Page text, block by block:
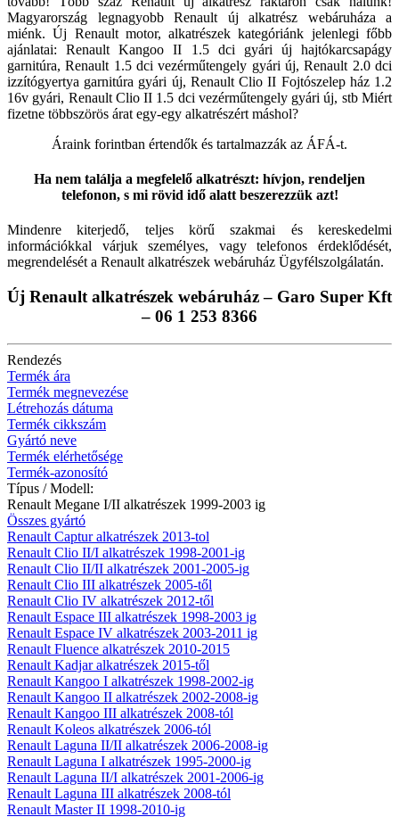
Magyarország legnagyobb Renault új alkatrész webáruháza a
miénk. Új Renault motor, alkatrészek kategóriánk jelenlegi főbb
ajánlatai: Renault Kangoo II 1.5 dci gyári új hajtókarcsapágy
garnitúra, Renault 1.5 dci vezérműtengely gyári új, Renault 2.0 dci
izzítógyertya garnitúra gyári új, Renault Clio II Fojtószelep ház 1.2
16v gyári, Renault Clio II 1.5 dci vezérműtengely gyári új, stb Miért
fizetne többszörös árat egy-egy alkatrészért máshol?
Áraink forintban értendők és tartalmazzák az ÁFÁ-t.
Ha nem találja a megfelelő alkatrészt: hívjon, rendeljen
telefonon, s mi rövid idő alatt beszerezzük azt!
Mindenre kiterjedő, teljes körű szakmai és kereskedelmi
információkkal várjuk személyes, vagy telefonos érdeklődését,
megrendelését a Renault alkatrészek webáruház Ügyfélszolgálatán.
Új Renault alkatrészek webáruház – Garo Super Kft
– 06 1 253 8366
Rendezés
Termék ára
Termék megnevezése
Létrehozás dátuma
Termék cikkszám
Gyártó neve
Termék elérhetősége
Termék-azonosító
Típus / Modell:
Renault Megane I/II alkatrészek 1999-2003 ig
Összes gyártó
Renault Captur alkatrészek 2013-tol
Renault Clio II/I alkatrészek 1998-2001-ig
Renault Clio II/II alkatrészek 2001-2005-ig
Renault Clio III alkatrészek 2005-től
Renault Clio IV alkatrészek 2012-től
Renault Espace III alkatrészek 1998-2003 ig
Renault Espace IV alkatrészek 2003-2011 ig
Renault Fluence alkatrészek 2010-2015
Renault Kadjar alkatrészek 2015-től
Renault Kangoo I alkatrészek 1998-2002-ig
Renault Kangoo II alkatrészek 2002-2008-ig
Renault Kangoo III alkatrészek 2008-tól
Renault Koleos alkatrészek 2006-tól
Renault Laguna II/II alkatrészek 2006-2008-ig
Renault Laguna I alkatrészek 1995-2000-ig
Renault Laguna II/I alkatrészek 2001-2006-ig
Renault Laguna III alkatrészek 2008-tól
Renault Master II 1998-2010-ig